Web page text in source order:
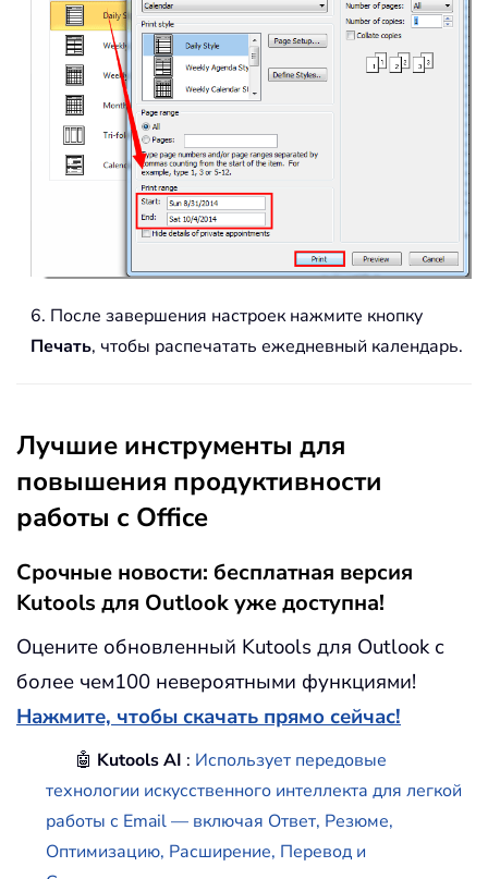
6. После завершения настроек нажмите кнопку
Печать, чтобы распечатать ежедневный календарь.
Лучшие инструменты для
повышения продуктивности
работы с Office
Срочные новости: бесплатная версия
Kutools для Outlook уже доступна!
Оцените обновленный Kutools для Outlook с
более чем100 невероятными функциями!
Нажмите, чтобы скачать прямо сейчас!
🤖 Kutools AI : Использует передовые
технологии искусственного интеллекта для легкой
работы с Email — включая Ответ, Резюме,
Оптимизацию, Расширение, Перевод и